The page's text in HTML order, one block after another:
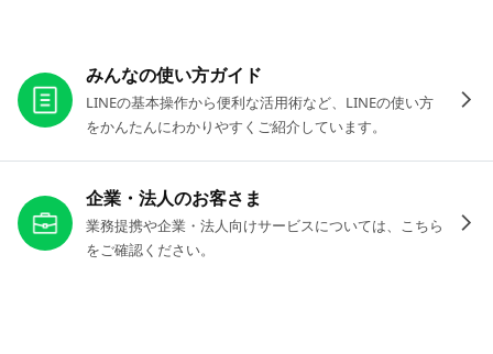
みんなの使い方ガイド
LINEの基本操作から便利な活用術など、LINEの使い方
をかんたんにわかりやすくご紹介しています。
企業・法人のお客さま
業務提携や企業・法人向けサービスについては、こちら
をご確認ください。